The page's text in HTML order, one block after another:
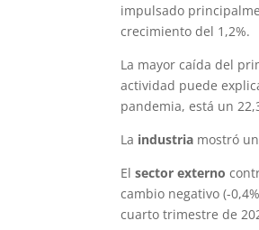
impulsado
crecimiento del 1,2%.
La mayor caída del
actividad puede
pandemia, está un
La industria mostró
Elsector externo
cambio negativo (-
cuarto trimestre de